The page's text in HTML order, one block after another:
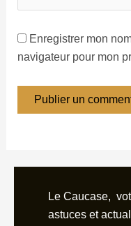
Enregistrer mon
navigateur pour mon
Le Caucase,
astuces et